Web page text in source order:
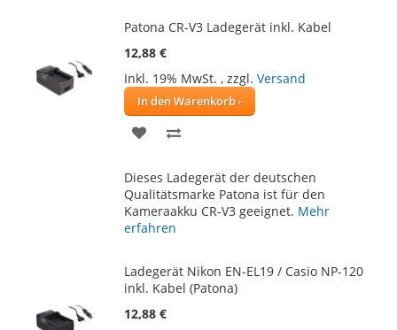
Patona CR-V3 Ladegerät inkl. Kabel
12,88 €
Inkl. 19% MwSt. , zzgl. Versand
In den Warenkorb
ZUR
HINZUFÜGEN
HINZUFÜGEN
Dieses Ladegerät der deutschen
Qualitätsmarke Patona ist für den
Kameraakku CR-V3 geeignet. Mehr
erfahren
Ladegerät Nikon EN-EL19 / Casio NP-120
inkl. Kabel (Patona)
12,88 €